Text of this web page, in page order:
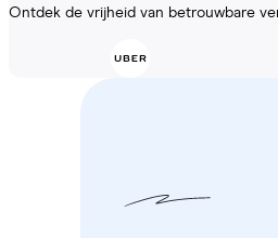
Ontdek de vrijheid van betrouwbare